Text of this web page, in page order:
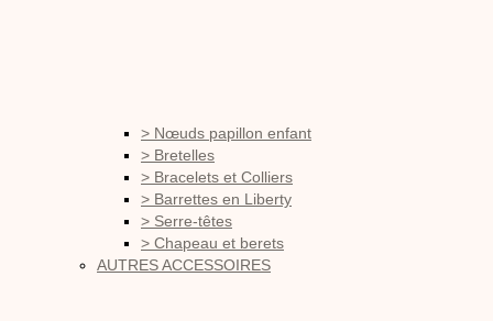
> Nœuds papillon enfant
> Bretelles
> Bracelets et Colliers
> Barrettes en Liberty
> Serre-têtes
> Chapeau et berets
AUTRES ACCESSOIRES